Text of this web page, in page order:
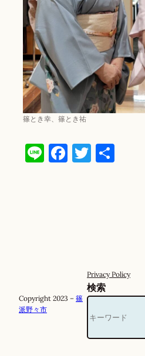
篠とき幸、篠とき祐
LineFacebook
Twitter
Copyright 2023 – 篠
派野々市
Privacy Policy
検索